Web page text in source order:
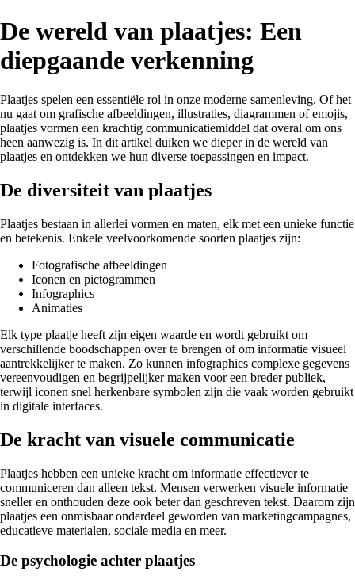
De wereld van plaatjes: Een
diepgaande verkenning
Plaatjes spelen een essentiële rol in onze moderne samenleving. Of het
nu gaat om grafische afbeeldingen, illustraties, diagrammen of emojis,
plaatjes vormen een krachtig communicatiemiddel dat overal om ons
heen aanwezig is. In dit artikel duiken we dieper in de wereld van
plaatjes en ontdekken we hun diverse toepassingen en impact.
De diversiteit van plaatjes
Plaatjes bestaan in allerlei vormen en maten, elk met een unieke functie
en betekenis. Enkele veelvoorkomende soorten plaatjes zijn:
Fotografische afbeeldingen
Iconen en pictogrammen
Infographics
Animaties
Elk type plaatje heeft zijn eigen waarde en wordt gebruikt om
verschillende boodschappen over te brengen of om informatie visueel
aantrekkelijker te maken. Zo kunnen infographics complexe gegevens
vereenvoudigen en begrijpelijker maken voor een breder publiek,
terwijl iconen snel herkenbare symbolen zijn die vaak worden gebruikt
in digitale interfaces.
De kracht van visuele communicatie
Plaatjes hebben een unieke kracht om informatie effectiever te
communiceren dan alleen tekst. Mensen verwerken visuele informatie
sneller en onthouden deze ook beter dan geschreven tekst. Daarom zijn
plaatjes een onmisbaar onderdeel geworden van marketingcampagnes,
educatieve materialen, sociale media en meer.
De psychologie achter plaatjes